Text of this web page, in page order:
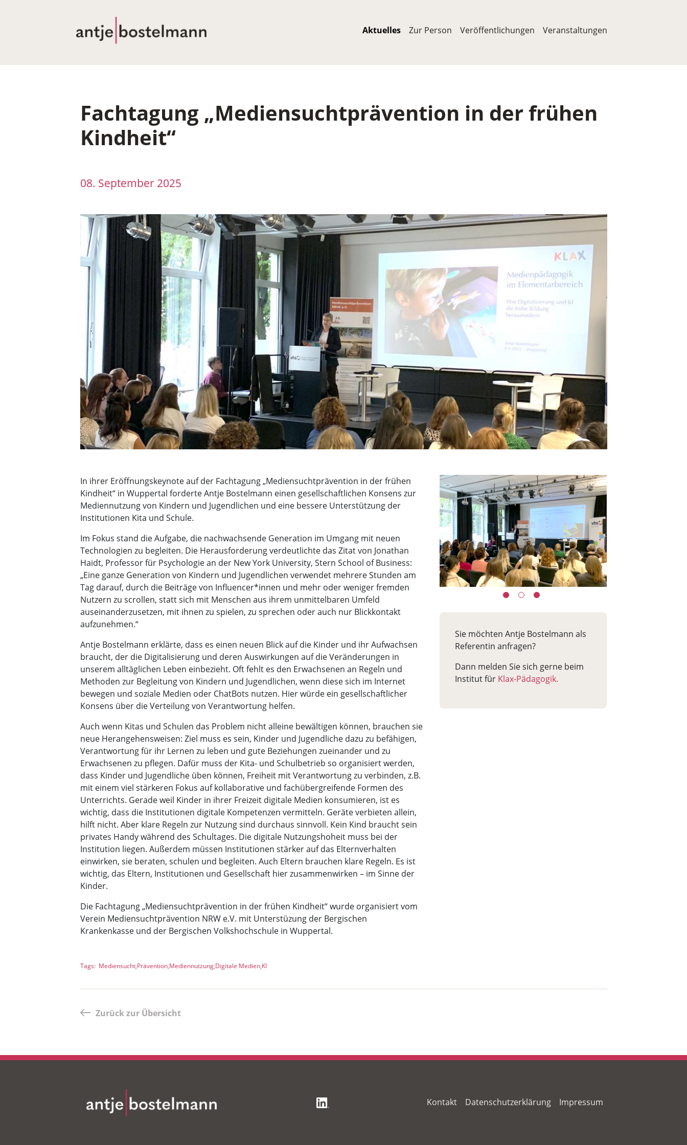
Main navigation
Aktuelles Zur Person Veröffentlichungen Veranstaltungen
Fachtagung „Mediensuchtprävention in der frühen
Kindheit“
08. September 2025
In ihrer Eröffnungskeynote auf der Fachtagung „Mediensuchtprävention in der frühen
Kindheit“ in Wuppertal forderte Antje Bostelmann einen gesellschaftlichen Konsens zur
Mediennutzung von Kindern und Jugendlichen und eine bessere Unterstützung der
Institutionen Kita und Schule.
Im Fokus stand die Aufgabe, die nachwachsende Generation im Umgang mit neuen
Technologien zu begleiten. Die Herausforderung verdeutlichte das Zitat von Jonathan
Haidt, Professor für Psychologie an der New York University, Stern School of Business:
„Eine ganze Generation von Kindern und Jugendlichen verwendet mehrere Stunden am
Tag darauf, durch die Beiträge von Influencer*innen und mehr oder weniger fremden
Nutzern zu scrollen, statt sich mit Menschen aus ihrem unmittelbaren Umfeld
auseinanderzusetzen, mit ihnen zu spielen, zu sprechen oder auch nur Blickkontakt
aufzunehmen.“
Antje Bostelmann erklärte, dass es einen neuen Blick auf die Kinder und ihr Aufwachsen
braucht, der die Digitalisierung und deren Auswirkungen auf die Veränderungen in
unserem alltäglichen Leben einbezieht. Oft fehlt es den Erwachsenen an Regeln und
Methoden zur Begleitung von Kindern und Jugendlichen, wenn diese sich im Internet
bewegen und soziale Medien oder ChatBots nutzen. Hier würde ein gesellschaftlicher
Konsens über die Verteilung von Verantwortung helfen.
Auch wenn Kitas und Schulen das Problem nicht alleine bewältigen können, brauchen sie
neue Herangehensweisen: Ziel muss es sein, Kinder und Jugendliche dazu zu befähigen,
Verantwortung für ihr Lernen zu leben und gute Beziehungen zueinander und zu
Erwachsenen zu pflegen. Dafür muss der Kita- und Schulbetrieb so organisiert werden,
dass Kinder und Jugendliche üben können, Freiheit mit Verantwortung zu verbinden, z.B.
mit einem viel stärkeren Fokus auf kollaborative und fachübergreifende Formen des
Unterrichts. Gerade weil Kinder in ihrer Freizeit digitale Medien konsumieren, ist es
wichtig, dass die Institutionen digitale Kompetenzen vermitteln. Geräte verbieten allein,
hilft nicht. Aber klare Regeln zur Nutzung sind durchaus sinnvoll. Kein Kind braucht sein
privates Handy während des Schultages. Die digitale Nutzungshoheit muss bei der
Institution liegen. Außerdem müssen Institutionen stärker auf das Elternverhalten
einwirken, sie beraten, schulen und begleiten. Auch Eltern brauchen klare Regeln. Es ist
wichtig, das Eltern, Institutionen und Gesellschaft hier zusammenwirken – im Sinne der
Kinder.
Die Fachtagung „Mediensuchtprävention in der frühen Kindheit“ wurde organisiert vom
Verein Mediensuchtprävention NRW e.V. mit Unterstüzung der Bergischen
Krankenkasse und der Bergischen Volkshochschule in Wuppertal.
Tags Mediensucht Prävention Mediennutzung Digitale Medien KI
Sie möchten Antje Bostelmann als
Referentin anfragen?
Dann melden Sie sich gerne beim
Institut für Klax-Pädagogik.
Zurück zur Übersicht
Footer
Kontakt Datenschutzerklärung Impressum